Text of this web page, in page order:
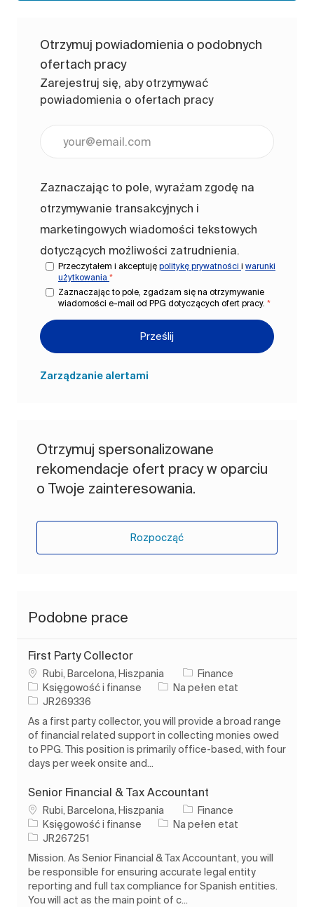
Otrzymuj powiadomienia o podobnych
ofertach pracy
Zarejestruj się, aby otrzymywać
powiadomienia o ofertach pracy
Zaznaczając to pole, wyrażam zgodę na
otrzymywanie transakcyjnych i
marketingowych wiadomości tekstowych
dotyczących możliwości zatrudnienia.
Przeczytałem i akceptuję politykę prywatności i warunki
użytkowania *
Zaznaczając to pole, zgadzam się na otrzymywanie
wiadomości e-mail od PPG dotyczących ofert pracy. *
Prześlij
Zarządzanie alertami
Otrzymuj spersonalizowane
rekomendacje ofert pracy w oparciu
o Twoje zainteresowania.
Rozpocząć
Podobne prace
First Party Collector
Lokalizacja
Rubi, Barcelona, Hiszpania
Finance
Kategoria
Księgowość i finanse Rodzaj pracy
Na pełen etat
Identyfikator zadania
JR269336
As a first party collector, you will provide a broad range
of financial related support in collecting monies owed
to PPG. This position is primarily office-based, with four
days per week onsite and...
Senior Financial & Tax Accountant
Lokalizacja
Rubi, Barcelona, Hiszpania
Finance
Kategoria
Księgowość i finanse Rodzaj pracy
Na pełen etat
Identyfikator zadania
JR267251
Mission. As Senior Financial & Tax Accountant, you will
be responsible for ensuring accurate legal entity
reporting and full tax compliance for Spanish entities.
You will act as the main point of c...